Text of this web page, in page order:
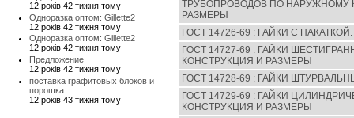
12 років 42 тижня тому
Одноразка оптом: Gillette2
12 років 42 тижня тому
Одноразка оптом: Gillette2
12 років 42 тижня тому
Предложение
12 років 42 тижня тому
поставка графитовых блоков и
порошка
12 років 43 тижня тому
ТРУБОПРОВОДОВ ПО НАРУЖНОМУ
РАЗМЕРЫ
ГОСТ 14726-69 : ГАЙКИ С
ГОСТ 14727-69 : ГАЙКИ
КОНСТРУКЦИЯ И РАЗМЕРЫ
ГОСТ 14728-69 : ГАЙКИ
ГОСТ 14729-69 : ГАЙКИ
КОНСТРУКЦИЯ И РАЗМЕРЫ